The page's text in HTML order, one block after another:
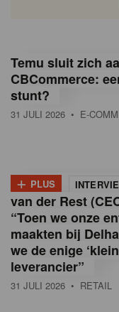
o
n
d
a
M
a
g
a
Temu sluit zich
CBCommerce:
stunt?
31 JULI 2026 • E-
+ PLUS
van der Rest
“Toen we onze
maakten bij
we de enige
leverancier”
31 JULI 2026 • RETAIL